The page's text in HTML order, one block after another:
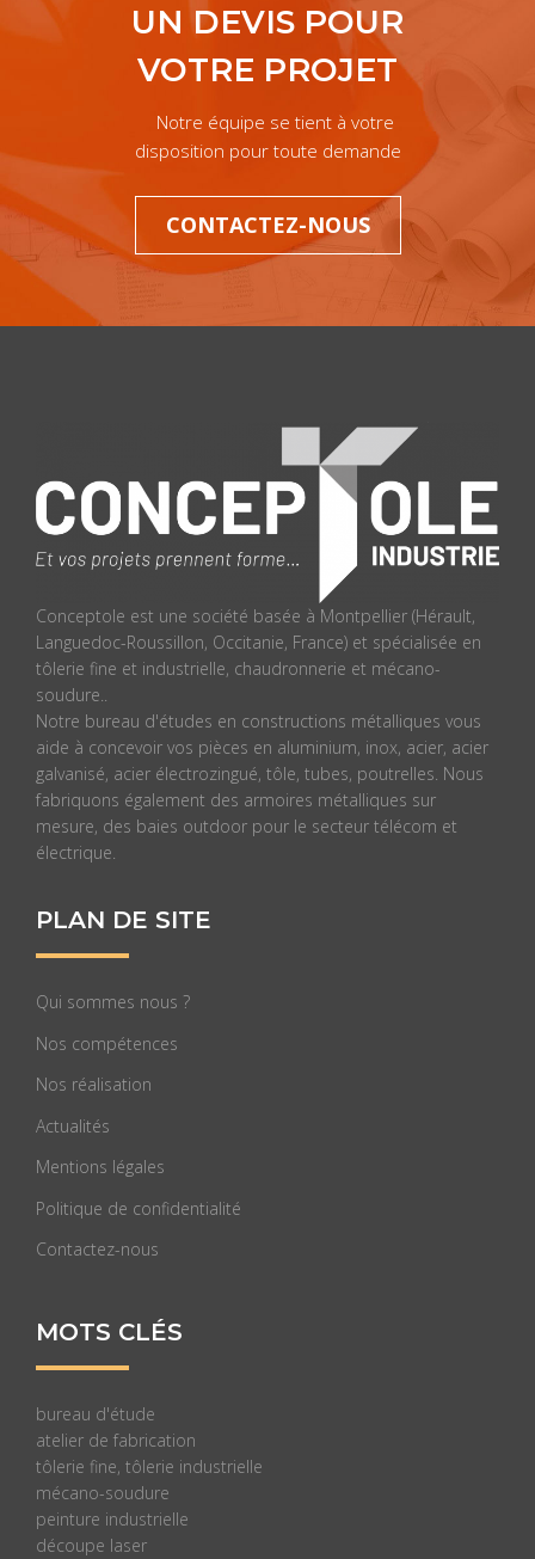
UN DEVIS POUR
VOTRE PROJET
Notre équipe se tient à votre
disposition pour toute demande
CONTACTEZ-NOUS
Conceptole est une société basée à Montpellier (Hérault,
Languedoc-Roussillon, Occitanie, France) et spécialisée en
tôlerie fine et industrielle, chaudronnerie et mécano-
soudure..
Notre bureau d'études en constructions métalliques vous
aide à concevoir vos pièces en aluminium, inox, acier, acier
galvanisé, acier électrozingué, tôle, tubes, poutrelles. Nous
fabriquons également des armoires métalliques sur
mesure, des baies outdoor pour le secteur télécom et
électrique.
PLAN DE SITE
Qui sommes nous ?
Nos compétences
Nos réalisation
Actualités
Mentions légales
Politique de confidentialité
Contactez-nous
MOTS CLÉS
bureau d'étude
atelier de fabrication
tôlerie fine, tôlerie industrielle
mécano-soudure
peinture industrielle
découpe laser